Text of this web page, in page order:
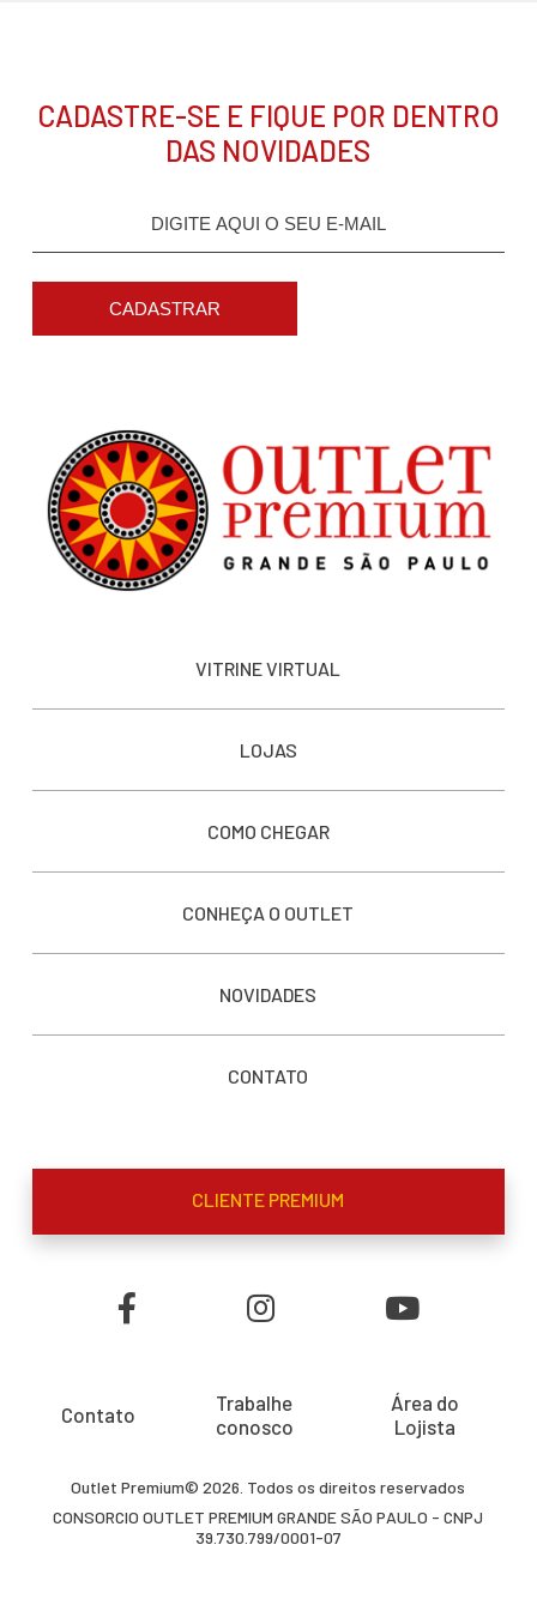
CADASTRE-SE E FIQUE POR DENTRO
DAS NOVIDADES
CADASTRAR
VITRINE VIRTUAL
LOJAS
COMO CHEGAR
CONHEÇA O OUTLET
NOVIDADES
CONTATO
CLIENTE PREMIUM
Contato
Trabalhe
conosco
Área do
Lojista
Outlet Premium© 2026. Todos os direitos reservados
CONSORCIO OUTLET PREMIUM GRANDE SÃO PAULO - CNPJ
39.730.799/0001-07